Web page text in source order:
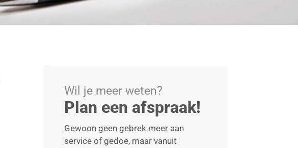
Wil je meer weten?
Plan een afspraak!
Gewoon geen gebrek meer aan
service of gedoe, maar vanuit